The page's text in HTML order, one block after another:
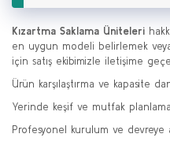
Kızartma Saklama Üniteleri
en uygun modeli belirlemek
için satış ekibimizle iletişime
Ürün karşılaştırma ve kapasite
Yerinde keşif ve mutfak
Profesyonel kurulum ve devreye